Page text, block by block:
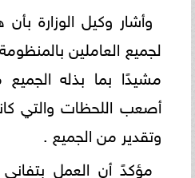
وأشار وكيل الوزارة
لجميع العاملين
مشيدًا بما بذله
أصعب اللحظات والتي
وتقدير من الجميع .
مؤكدً أن العمل